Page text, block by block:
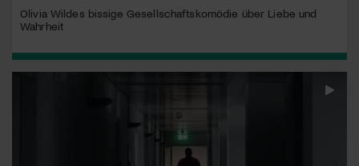
Olivia Wildes bissige Gesellschaftskomödie über Liebe und
Wahrheit